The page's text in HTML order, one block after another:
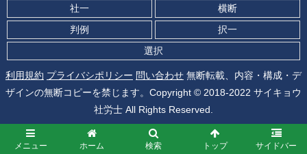
社一
横断
判例
択一
選択
利用規約 プライバシポリシー 問い合わせ 無断転載、内容・構成・デ
ザインの無断コピーを禁じます。Copyright © 2018-2022 サイキョウ
社労士 All Rights Reserved.
メニュー ホーム 検索 トップ サイドバー